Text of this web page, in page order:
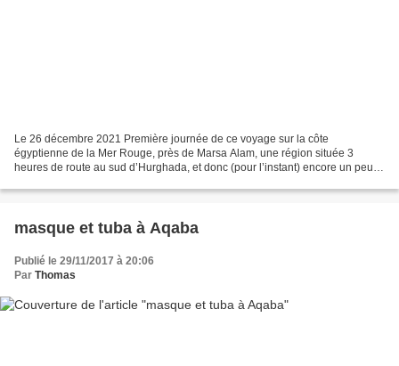
Le 26 décembre 2021 Première journée de ce voyage sur la côte
égyptienne de la Mer Rouge, près de Marsa Alam, une région située 3
heures de route au sud d’Hurghada, et donc (pour l’instant) encore un peu à
masque et tuba à Aqaba
Publié le 29/11/2017 à 20:06
Par Thomas